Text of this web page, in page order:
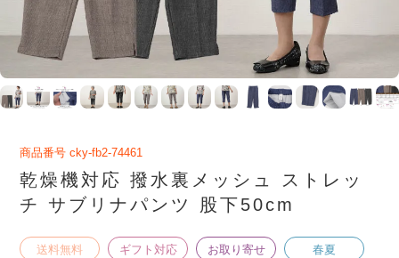
商品番号 cky-fb2-74461
乾燥機対応 撥水裏メッシュ ストレッ
チ サブリナパンツ 股下50cm
送料無料 ギフト対応 お取り寄せ 春夏